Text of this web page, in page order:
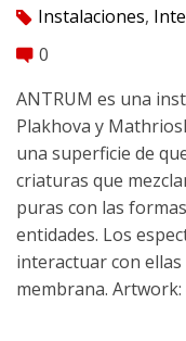
tag Instalaciones,
comment 0
ANTRUM es una
Plakhova y
una superficie de
criaturas que
puras con las
entidades. Los
interactuar con
membrana.